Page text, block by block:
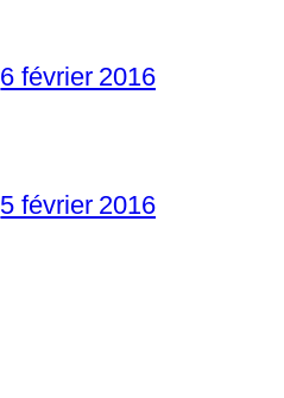
6 février 2016
5 février 2016